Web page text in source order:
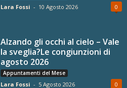
Lara Fossi - 10 Agosto 2026 0
Alzando gli occhi al cielo – Vale
la sveglia?Le congiunzioni di
agosto 2026
Appuntamenti del Mese
Lara Fossi - 5 Agosto 2026 0